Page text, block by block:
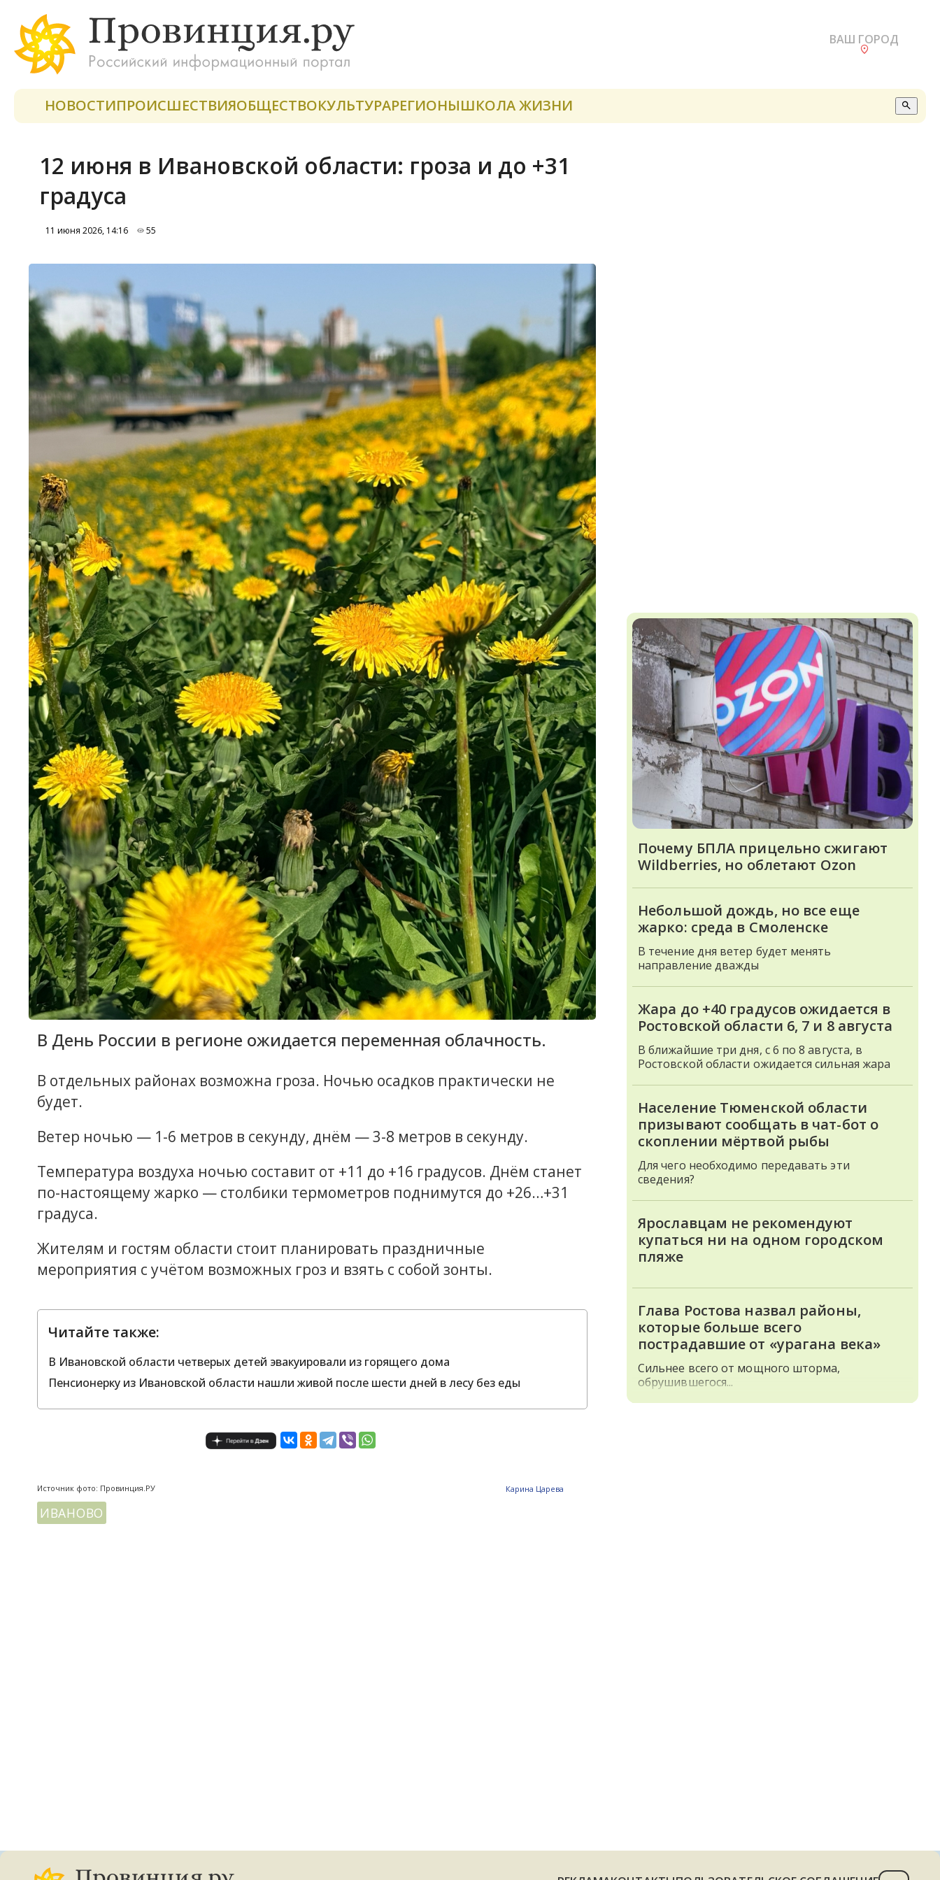
ВАШ ГОРОД
НОВОСТИПРОИСШЕСТВИЯОБЩЕСТВОКУЛЬТУРАРЕГИОНЫШКОЛА ЖИЗНИ
12 июня в Ивановской области: гроза и до +31
градуса
11 июня 2026, 14:16 55
В День России в регионе ожидается переменная облачность.
В отдельных районах возможна гроза. Ночью осадков практически не
будет.
Ветер ночью — 1-6 метров в секунду, днём — 3-8 метров в секунду.
Температура воздуха ночью составит от +11 до +16 градусов. Днём станет
по-настоящему жарко — столбики термометров поднимутся до +26…+31
градуса.
Жителям и гостям области стоит планировать праздничные
мероприятия с учётом возможных гроз и взять с собой зонты.
Читайте также:
В Ивановской области четверых детей эвакуировали из горящего дома
Пенсионерку из Ивановской области нашли живой после шести дней в лесу без еды
Источник фото: Провинция.РУ Карина Царева
ИВАНОВО
Почему БПЛА прицельно сжигают
Wildberries, но облетают Ozon
Небольшой дождь, но все еще
жарко: среда в Смоленске
В течение дня ветер будет менять
направление дважды
Жара до +40 градусов ожидается в
Ростовской области 6, 7 и 8 августа
В ближайшие три дня, с 6 по 8 августа, в
Ростовской области ожидается сильная жара
Население Тюменской области
призывают сообщать в чат-бот о
скоплении мёртвой рыбы
Для чего необходимо передавать эти
сведения?
Ярославцам не рекомендуют
купаться ни на одном городском
пляже
Глава Ростова назвал районы,
которые больше всего
пострадавшие от «урагана века»
Сильнее всего от мощного шторма,
обрушившегося...